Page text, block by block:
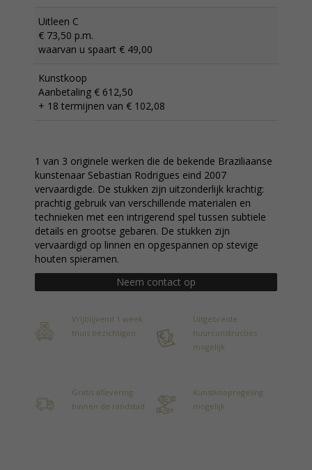
Uitleen C
€ 73,50 p.m.
waarvan u spaart € 49,00
Kunstkoop
Aanbetaling € 612,50
+ 18 termijnen van € 102,08
1 van 3 originele werken die de bekende Braziliaanse
kunstenaar Sebastian Rodrigues eind 2007
vervaardigde. De stukken zijn uitzonderlijk krachtig:
prachtig gebruik van verschillende materialen en
technieken met een intrigerend spel tussen subtiele
details en grootse gebaren. De stukken zijn
vervaardigd op linnen en opgespannen op stevige
houten spieramen.
Neem contact op
Vrijblijvend 1 week
thuis bezichtigen
Uitgebreide
huurconstructies
mogelijk
Gratis aflevering
binnen de randstad
Kunstkoopregeling
mogelijk